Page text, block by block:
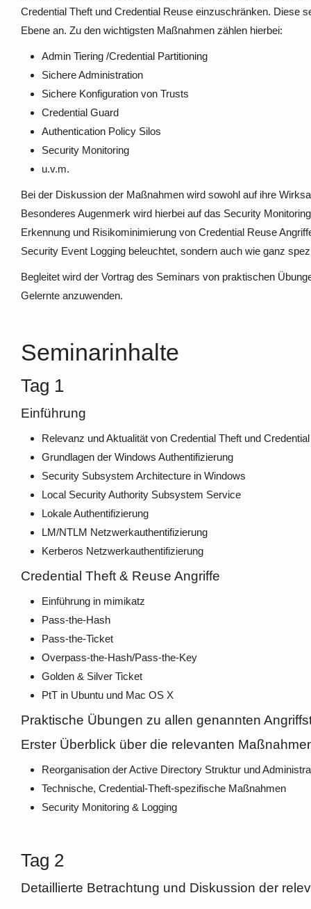
Credential Theft und Credential Reuse einzuschränken. Diese
Ebene an. Zu den wichtigsten Maßnahmen zählen hierbei:
Admin Tiering /Credential Partitioning
Sichere Administration
Sichere Konfiguration von Trusts
Credential Guard
Authentication Policy Silos
Security Monitoring
u.v.m.
Bei der Diskussion der Maßnahmen wird sowohl auf ihre
Besonderes Augenmerk wird hierbei auf das Security
Erkennung und Risikominimierung von Credential Reuse
Security Event Logging beleuchtet, sondern auch wie ganz
Begleitet wird der Vortrag des Seminars von praktischen
Gelernte anzuwenden.
Seminarinhalte
Tag 1
Einführung
Relevanz und Aktualität von Credential Theft und
Grundlagen der Windows Authentifizierung
Security Subsystem Architecture in Windows
Local Security Authority Subsystem Service
Lokale Authentifizierung
LM/NTLM Netzwerkauthentifizierung
Kerberos Netzwerkauthentifizierung
Credential Theft & Reuse Angriffe
Einführung in mimikatz
Pass-the-Hash
Pass-the-Ticket
Overpass-the-Hash/Pass-the-Key
Golden & Silver Ticket
PtT in Ubuntu und Mac OS X
Praktische Übungen zu allen genannten
Erster Überblick über die relevanten
Reorganisation der Active Directory Struktur und
Technische, Credential-Theft-spezifische Maßnahmen
Security Monitoring & Logging
Tag 2
Detaillierte Betrachtung und Diskussion der